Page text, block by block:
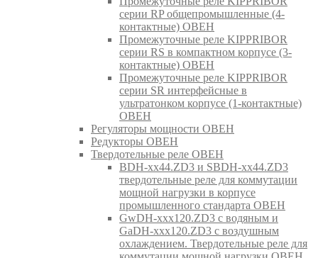
серии RP общепромышленные (4-
контактные) ОВЕН
Промежуточные реле KIPPRIBOR
серии RS в компактном корпусе (3-
контактные) ОВЕН
Промежуточные реле KIPPRIBOR
серии SR интерфейсные в
ультратонком корпусе (1-контактные)
ОВЕН
Регуляторы мощности ОВЕН
Редукторы ОВЕН
Твердотельные реле ОВЕН
BDH-xx44.ZD3 и SBDH-xx44.ZD3
твердотельные реле для коммутации
мощной нагрузки в корпусе
промышленного стандарта ОВЕН
GwDH-xxx120.ZD3 с водяным и
GaDH-xxx120.ZD3 с воздушным
охлаждением. Твердотельные реле для